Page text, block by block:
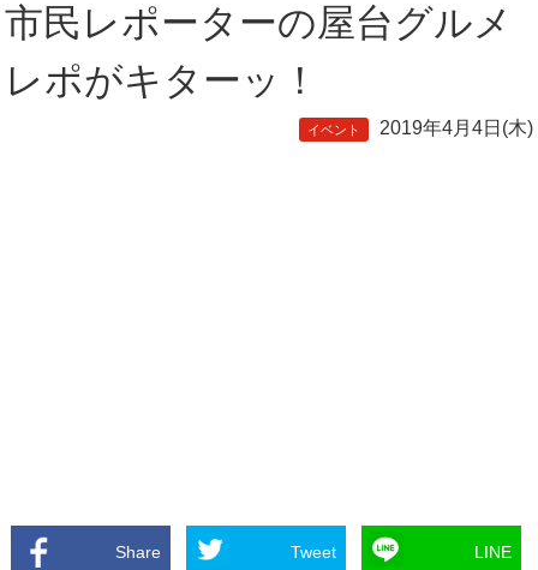
市民レポーターの屋台グルメ
レポがキターッ！
イベント 2019年4月4日(木)
Share Tweet LINE